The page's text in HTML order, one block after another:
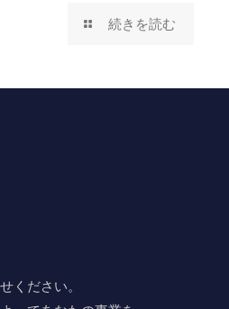
続きを読む
ください。